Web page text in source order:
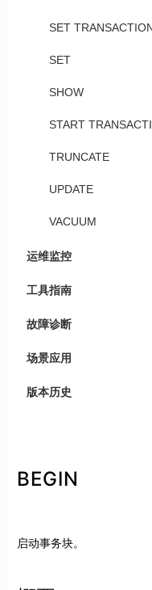
SET
SET
SHOW
START
TRUNCATE
UPDATE
VACUUM
运维监控
工具指南
故障诊断
场景应用
版本历史
BEGIN
启动事务块。